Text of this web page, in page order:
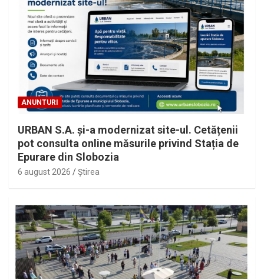
ANUNTURI
URBAN S.A. și-a modernizat site-ul. Cetățenii
pot consulta online măsurile privind Stația de
Epurare din Slobozia
6 august 2026 Ştirea